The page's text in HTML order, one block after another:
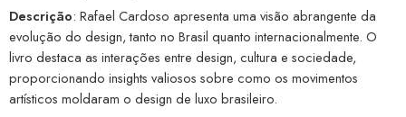
Descrição: Rafael Cardoso apresenta uma visão abrangente da
evolução do design, tanto no Brasil quanto internacionalmente. O
livro destaca as interações entre design, cultura e sociedade,
proporcionando insights valiosos sobre como os movimentos
artísticos moldaram o design de luxo brasileiro.